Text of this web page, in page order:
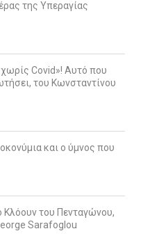
της Υπεραγίας
Covid»! Αυτό που
του Κωνσταντίνου
και ο ύμνος που
Κλόουν του Πενταγώνου,
Sarafoglou